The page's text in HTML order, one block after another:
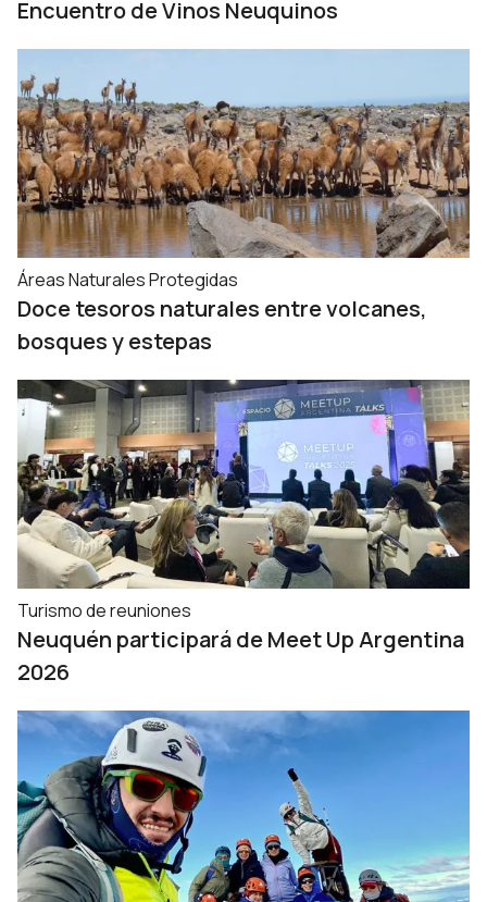
Encuentro de Vinos Neuquinos
Áreas Naturales Protegidas
Doce tesoros naturales entre volcanes,
bosques y estepas
Turismo de reuniones
Neuquén participará de Meet Up Argentina
2026